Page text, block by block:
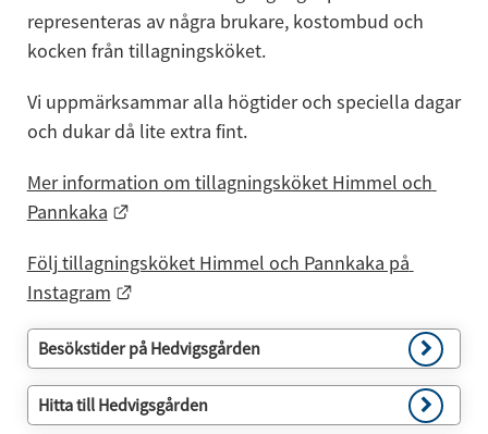
representeras av några brukare, kostombud och
kocken från tillagningsköket.
Vi uppmärksammar alla högtider och speciella dagar
och dukar då lite extra fint.
Mer information om tillagningsköket Himmel och
Pannkaka
Länk till annan webbplats.
Följ tillagningsköket Himmel och Pannkaka på
Instagram
Länk till annan webbplats.
Besökstider på Hedvigsgården
Hitta till Hedvigsgården